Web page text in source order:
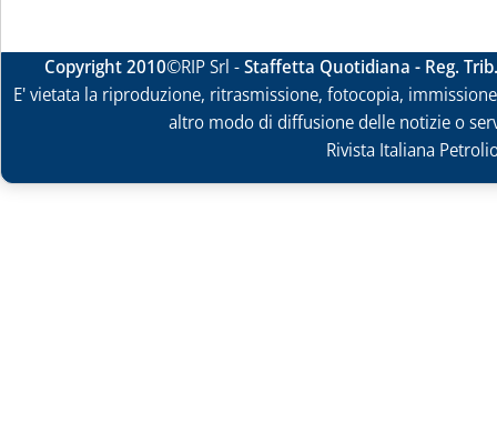
Copyright 2010©RIP Srl -Staffetta Quotidiana - Reg.
E' vietata la riproduzione, ritrasmissione, fotocopia,
altro modo di diffusione delle notizie o
Rivista Italiana